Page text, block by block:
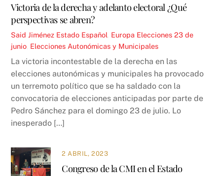
Victoria de la derecha y adelanto electoral ¿Qué
perspectivas se abren?
Said Jiménez Estado Español Europa Elecciones 23 de
junio Elecciones Autonómicas y Municipales
La victoria incontestable de la derecha en las
elecciones autonómicas y municipales ha provocado
un terremoto político que se ha saldado con la
convocatoria de elecciones anticipadas por parte de
Pedro Sánchez para el domingo 23 de julio. Lo
inesperado […]
2 ABRIL, 2023
Congreso de la CMI en el Estado